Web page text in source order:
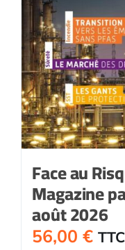
Face au
Magazine
août 2026
56,00 € TTC